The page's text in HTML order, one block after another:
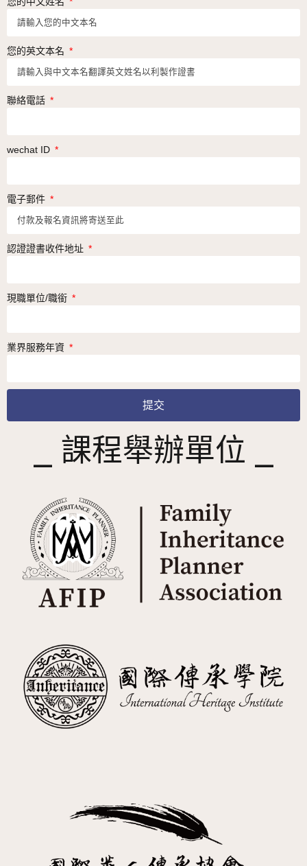
您的英文本名
聯絡電話
wechat ID
電子郵件
認證證書收件地址
現職單位/職銜
業界服務年資
提交
⎯ 課程舉辦單位 ⎯